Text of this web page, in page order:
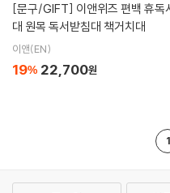
[문구/GIFT]
대 원목 독서받침대 책거치대
이앤(EN)
19% 22,700원
1